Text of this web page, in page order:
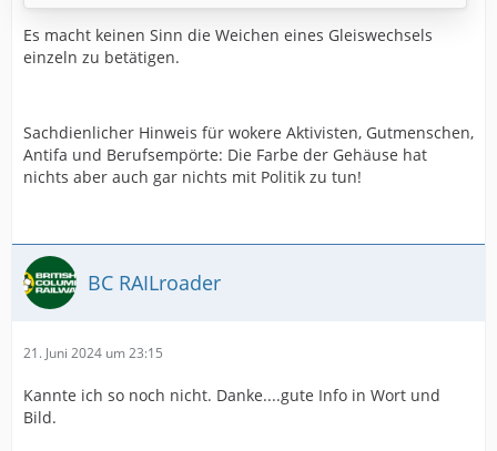
Es macht keinen Sinn die Weichen eines Gleiswechsels
einzeln zu betätigen.
Sachdienlicher Hinweis für wokere Aktivisten, Gutmenschen,
Antifa und Berufsempörte: Die Farbe der Gehäuse hat
nichts aber auch gar nichts mit Politik zu tun!
BC RAILroader
21. Juni 2024 um 23:15
Kannte ich so noch nicht. Danke....gute Info in Wort und
Bild.